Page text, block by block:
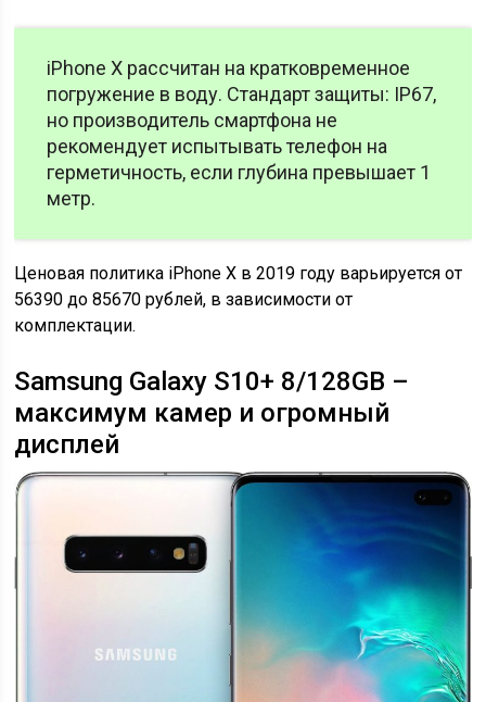
iPhone X рассчитан на кратковременное
погружение в воду. Стандарт защиты: IP67,
но производитель смартфона не
рекомендует испытывать телефон на
герметичность, если глубина превышает 1
метр.
Ценовая политика iPhone X в 2019 году варьируется от
56390 до 85670 рублей, в зависимости от
комплектации.
Samsung Galaxy S10+ 8/128GB –
максимум камер и огромный
дисплей